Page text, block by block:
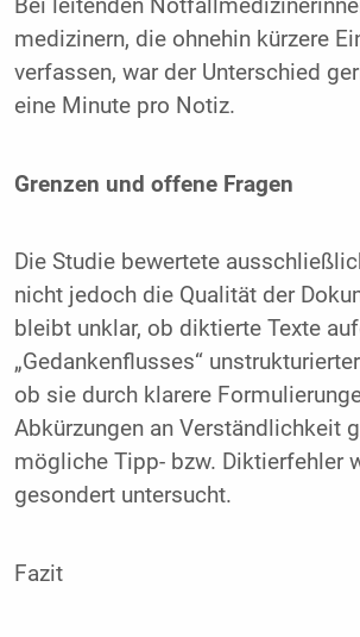
Bei leitenden
medizinern, die ohnehin kürzere
verfassen, war der Unterschied
eine Minute pro Notiz.
Grenzen und offene Fragen
Die Studie bewertete
nicht jedoch die Qualität der
bleibt unklar, ob diktierte Texte
„Gedankenflusses“
ob sie durch klarere
Abkürzungen an Verständlichkeit
mögliche Tipp- bzw. Diktierfehler
gesondert untersucht.
Fazit